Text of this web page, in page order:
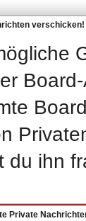
verschicken!
du ihn
Private